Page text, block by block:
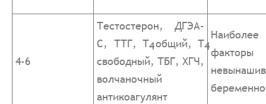
4-6
Тестостерон, ДГЭА-
С, ТТГ, Т4
общий, Т4
свободный, ТБГ, ХГЧ,
волчаночный
антикоагулянт
факторы